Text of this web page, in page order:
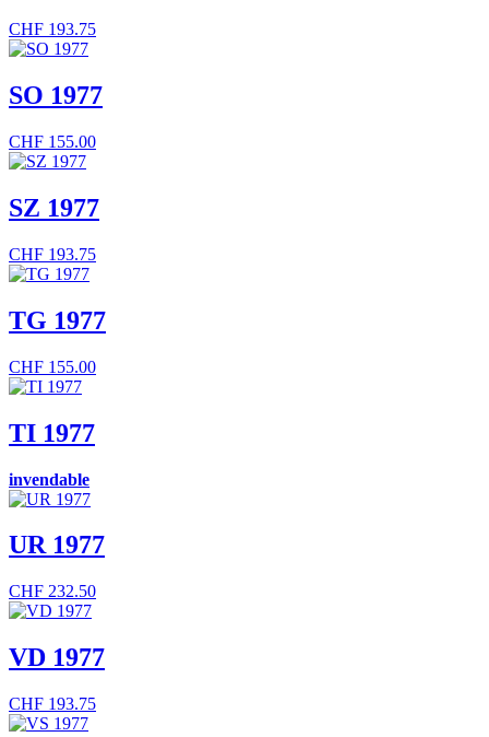
CHF 193.75
SO 1977
CHF 155.00
SZ 1977
CHF 193.75
TG 1977
CHF 155.00
TI 1977
invendable
UR 1977
CHF 232.50
VD 1977
CHF 193.75